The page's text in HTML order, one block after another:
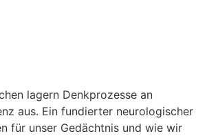
lagern Denkprozesse an
aus. Ein fundierter neurologischer
für unser Gedächtnis und wie wir